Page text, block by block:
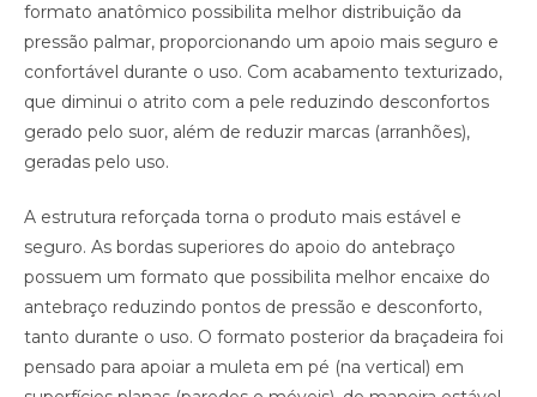
formato anatômico possibilita melhor distribuição da
pressão palmar, proporcionando um apoio mais seguro e
confortável durante o uso. Com acabamento texturizado,
que diminui o atrito com a pele reduzindo desconfortos
gerado pelo suor, além de reduzir marcas (arranhões),
geradas pelo uso.
A estrutura reforçada torna o produto mais estável e
seguro. As bordas superiores do apoio do antebraço
possuem um formato que possibilita melhor encaixe do
antebraço reduzindo pontos de pressão e desconforto,
tanto durante o uso. O formato posterior da braçadeira foi
pensado para apoiar a muleta em pé (na vertical) em